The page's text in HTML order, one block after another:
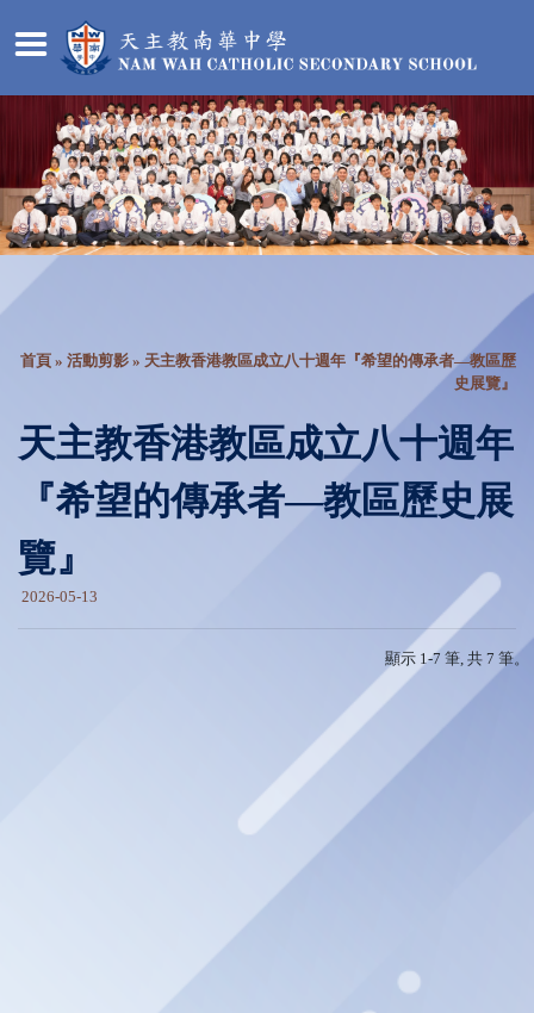
首頁 » 活動剪影 » 天主教香港教區成立八十週年『希望的傳承者—教區歷
史展覽』
天主教香港教區成立八十週年
『希望的傳承者—教區歷史展
覽』
2026-05-13
顯示 1-7 筆, 共 7 筆。